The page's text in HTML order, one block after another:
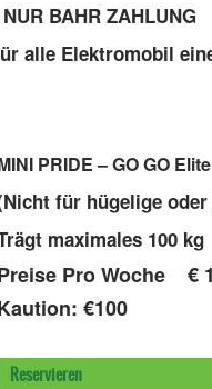
BAHR ZAHLUNG
alle Elektromobil
PRIDE –GO GO
Nicht für hügelige
maximales 100 kg
Pro Woche €
€100
Reservieren